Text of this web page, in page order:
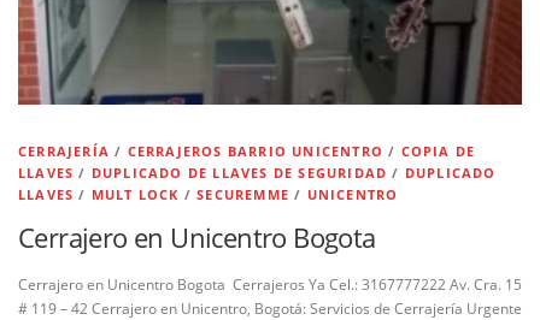
CERRAJERÍA / CERRAJEROS BARRIO UNICENTRO / COPIA DE
LLAVES / DUPLICADO DE LLAVES DE SEGURIDAD / DUPLICADO
LLAVES / MULT LOCK /SECUREMME / UNICENTRO
Cerrajero en Unicentro Bogota
Cerrajero en Unicentro Bogota Cerrajeros Ya Cel.: 3167777222 Av. Cra. 15
# 119 – 42 Cerrajero en Unicentro, Bogotá: Servicios de Cerrajería Urgente